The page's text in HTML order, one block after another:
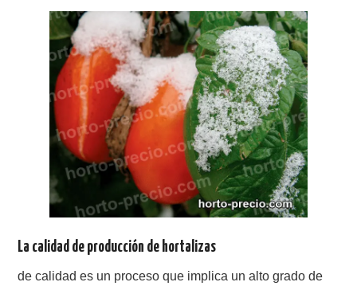
La calidad de producción de hortalizas
de calidad es un proceso que implica un alto grado de